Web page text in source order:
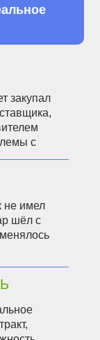
закупал
с
не имел
шёл с